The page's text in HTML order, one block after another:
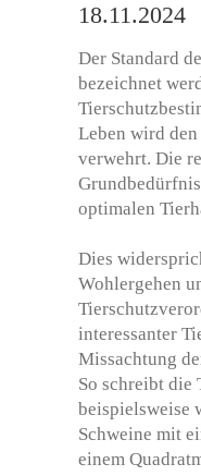
18.11.2024
Der Standard
bezeichnet
Leben wird
verwehrt. Die
optimalen
Dies
Wohlergehen
interessanter
Missachtung
So schreibt die
beispielsweise
Schweine mit
einem